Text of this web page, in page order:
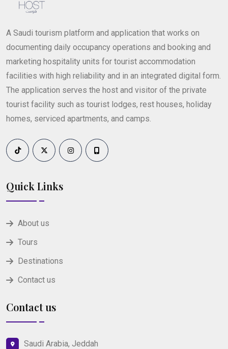
A Saudi tourism platform and application that works on
documenting daily occupancy operations and booking and
marketing hospitality units for tourist accommodation
facilities with high reliability and in an integrated digital form.
The application serves the host and visitor of the private
tourist facility such as tourist lodges, rest houses, holiday
homes, serviced apartments, and camps.
Quick Links
About us
Tours
Destinations
Contact us
Contact us
Saudi Arabia, Jeddah